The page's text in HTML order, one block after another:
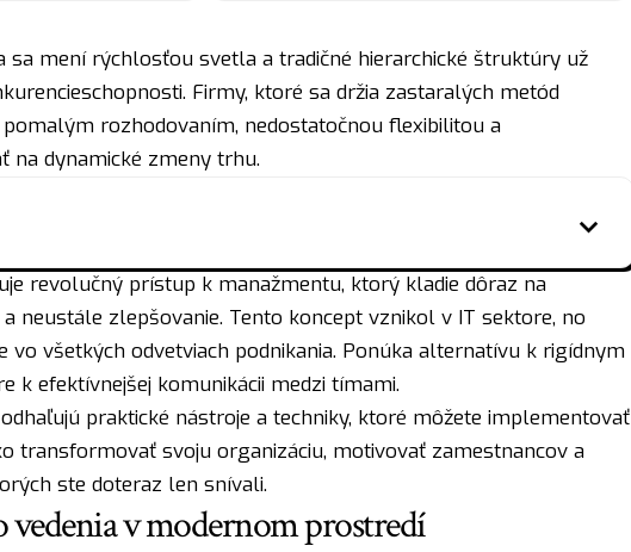
sa mení rýchlosťou svetla a tradičné hierarchické štruktúry už
Firmy, ktoré sa držia zastaralých metód
pomalým rozhodovaním, nedostatočnou flexibilitou a
na dynamické zmeny trhu.
revolučný prístup k manažmentu, ktorý kladie dôraz na
neustále zlepšovanie. Tento koncept vznikol v IT sektore, no
vo všetkých odvetviach podnikania. Ponúka alternatívu k rigídnym
k efektívnejšej komunikácii medzi tímami.
praktické nástroje a techniky, ktoré môžete implementovať
transformovať svoju organizáciu, motivovať zamestnancov a
ste doteraz len snívali.
vedenia v modernom prostredí